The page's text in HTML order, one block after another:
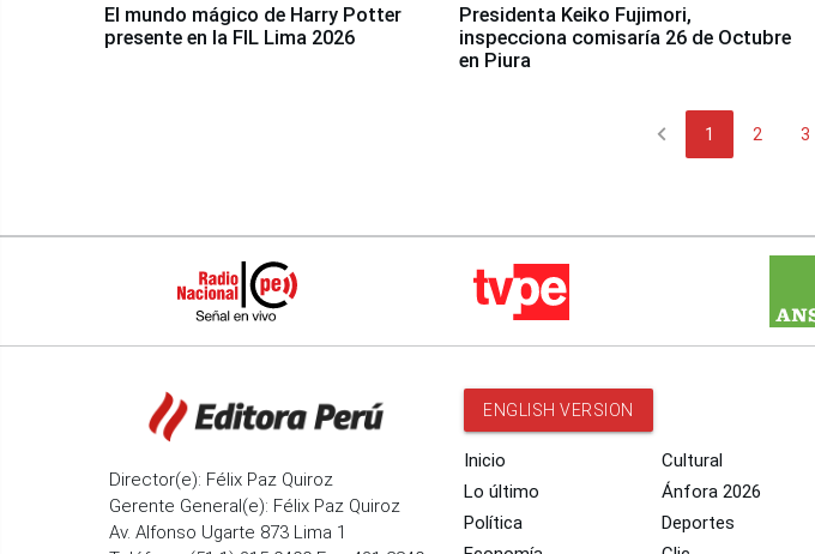
El mundo mágico de Harry Potter
presente en la FIL Lima 2026
Presidenta Keiko Fujimori,
inspecciona comisaría 26 de Octubre
en Piura
chevron_left 1 2 3
Director(e): Félix Paz Quiroz
Gerente General(e): Félix Paz Quiroz
Av. Alfonso Ugarte 873 Lima 1
ENGLISH VERSION
Inicio
Lo último
Política
Cultural
Ánfora 2026
Deportes